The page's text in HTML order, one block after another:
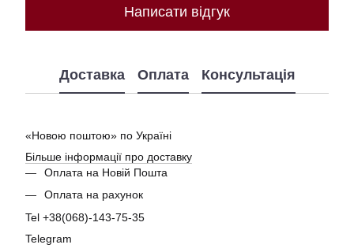
Написати відгук
Доставка Оплата Консультація
«Новою поштою» по Україні
Більше інформації про доставку
Оплата на Новій Пошта
Оплата на рахунок
Tel +38(068)-143-75-35
Telegram